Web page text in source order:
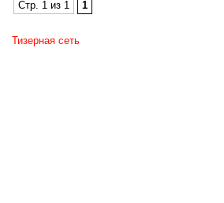
Стр. 1 из 1 1
Тизерная сеть